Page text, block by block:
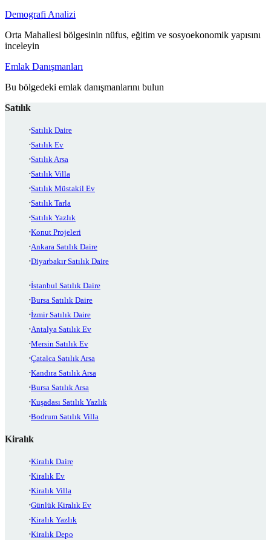
Demografi Analizi
Orta Mahallesi bölgesinin nüfus, eğitim ve sosyoekonomik yapısını
inceleyin
Emlak Danışmanları
Bu bölgedeki emlak danışmanlarını bulun
Satılık
Satılık Daire
Satılık Ev
Satılık Arsa
Satılık Villa
Satılık Müstakil Ev
Satılık Tarla
Satılık Yazlık
Konut Projeleri
Ankara Satılık Daire
Diyarbakır Satılık Daire
İstanbul Satılık Daire
Bursa Satılık Daire
İzmir Satılık Daire
Antalya Satılık Ev
Mersin Satılık Ev
Çatalca Satılık Arsa
Kandıra Satılık Arsa
Bursa Satılık Arsa
Kuşadası Satılık Yazlık
Bodrum Satılık Villa
Kiralık
Kiralık Daire
Kiralık Ev
Kiralık Villa
Günlük Kiralık Ev
Kiralık Yazlık
Kiralık Depo